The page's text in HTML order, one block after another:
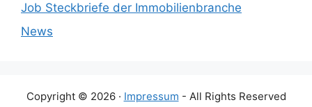
Job Steckbriefe der Immobilienbranche
News
Copyright © 2026 · Impressum - All Rights Reserved